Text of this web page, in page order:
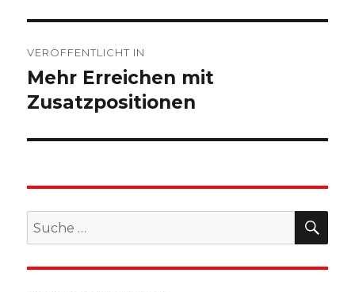
VERÖFFENTLICHT IN
Mehr Erreichen mit
Zusatzpositionen
Suche
nach: